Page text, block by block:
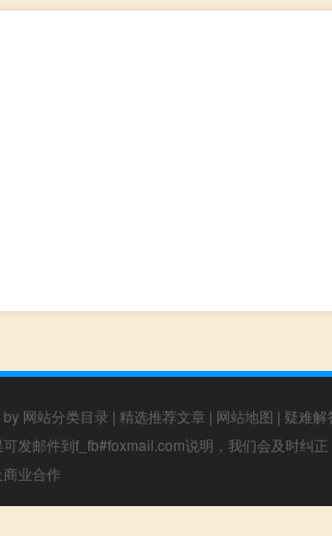
by 网站分类目录 | 精选推荐文章 | 网站地图 | 疑难解
发邮件到f_fb#foxmail.com说明，我们会及时纠正
业合作